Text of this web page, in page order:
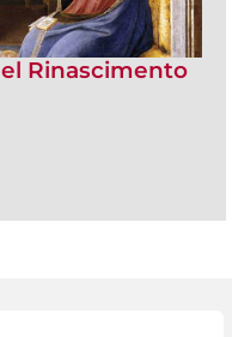
Rinascimento